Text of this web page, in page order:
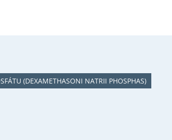
(DEXAMETHASONI NATRII PHOSPHAS)